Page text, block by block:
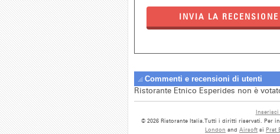
INVIA LA RECENSIONE
Commenti e recensioni di utenti
Ristorante Etnico Esperides non è
© 2026 Ristorante Italia.Tutti i diritti riservati. Per
London and Airsoft si Pret